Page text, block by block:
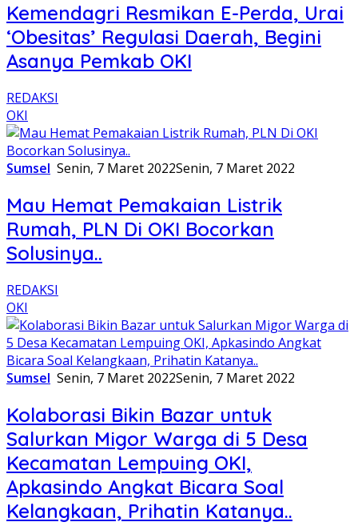
Kemendagri Resmikan E-Perda, Urai
‘Obesitas’ Regulasi Daerah, Begini
Asanya Pemkab OKI
REDAKSI
OKI
Sumsel Senin, 7 Maret 2022Senin, 7 Maret 2022
Mau Hemat Pemakaian Listrik
Rumah, PLN Di OKI Bocorkan
Solusinya..
REDAKSI
OKI
Sumsel Senin, 7 Maret 2022Senin, 7 Maret 2022
Kolaborasi Bikin Bazar untuk
Salurkan Migor Warga di 5 Desa
Kecamatan Lempuing OKI,
Apkasindo Angkat Bicara Soal
Kelangkaan, Prihatin Katanya..